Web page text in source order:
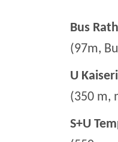
Bus
(97m,
U
(350 m,
S+U